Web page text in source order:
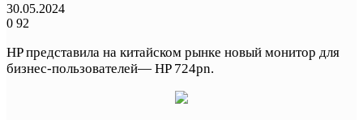
30.05.2024
0 92
HP представила на китайском рынке новый монитор для
бизнес-пользователей— HP 724pn.